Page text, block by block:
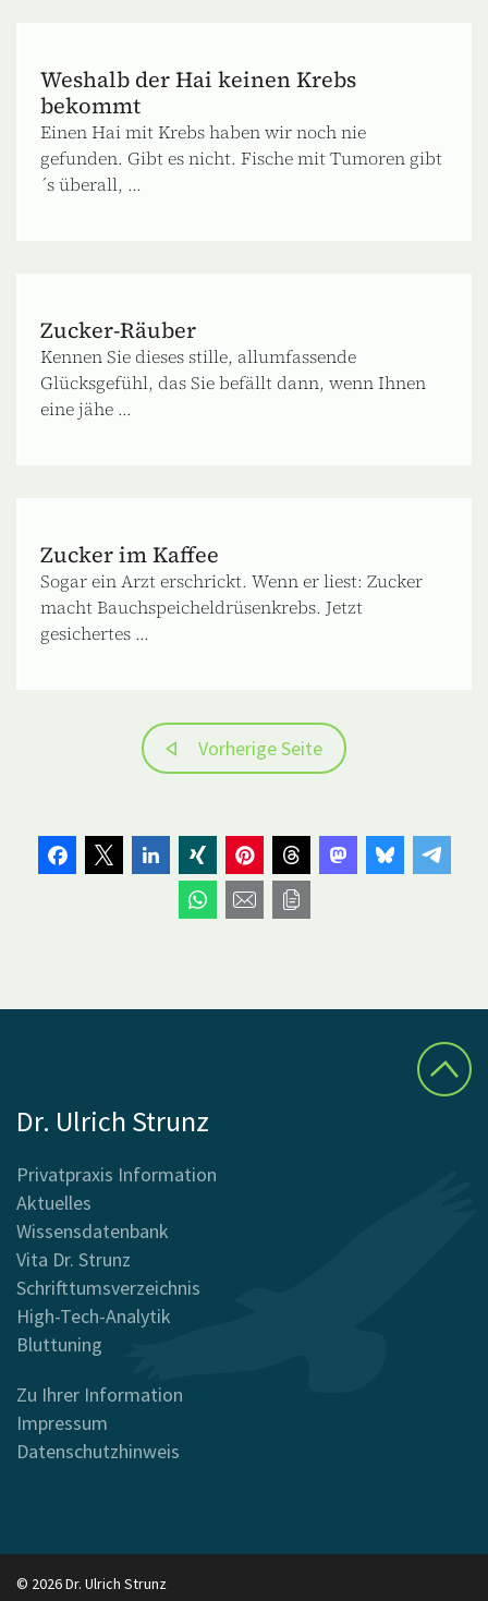
Weshalb der Hai keinen Krebs
bekommt
Einen Hai mit Krebs haben wir noch nie
gefunden. Gibt es nicht. Fische mit Tumoren gibt
´s überall, ...
Zucker-Räuber
Kennen Sie dieses stille, allumfassende
Glücksgefühl, das Sie befällt dann, wenn Ihnen
eine jähe ...
Zucker im Kaffee
Sogar ein Arzt erschrickt. Wenn er liest: Zucker
macht Bauchspeicheldrüsenkrebs. Jetzt
gesichertes ...
Vorherige Seite
Dr. Ulrich Strunz
Privatpraxis Information
Aktuelles
Wissensdatenbank
Vita Dr. Strunz
Schrifttumsverzeichnis
High-Tech-Analytik
Bluttuning
Zu Ihrer Information
Impressum
Datenschutzhinweis
© 2026 Dr. Ulrich Strunz